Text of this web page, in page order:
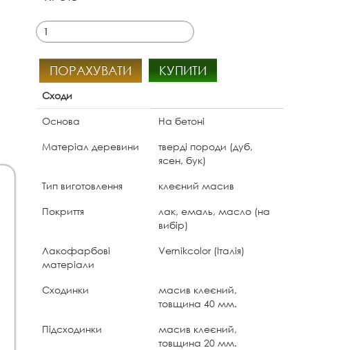
ПОРАХУВАТИ КУПИТИ
Сходи
Основа
На бетоні
Матеріал деревини
тверді породи (дуб,
ясен, бук)
Тип виготовлення
клеєний масив
Покриття
лак, емаль, масло (на
вибір)
Лакофарбові
матеріали
Vernikcolor (Італія)
Сходинки
масив клеєний,
товщина 40 мм.
Підсходинки
масив клеєний,
товщина 20 мм.